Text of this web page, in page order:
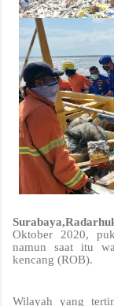
Oktober 2020,
namun saat itu
kencang (ROB).
Wilayah yang